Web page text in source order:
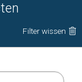
Filter wissen